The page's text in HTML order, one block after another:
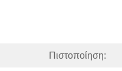
Πιστοποίηση: